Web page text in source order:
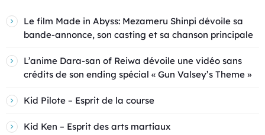
Le film Made in Abyss: Mezameru Shinpi dévoile sa
bande-annonce, son casting et sa chanson principale
L’anime Dara-san of Reiwa dévoile une vidéo sans
crédits de son ending spécial « Gun Valsey’s Theme »
Kid Pilote – Esprit de la course
Kid Ken – Esprit des arts martiaux